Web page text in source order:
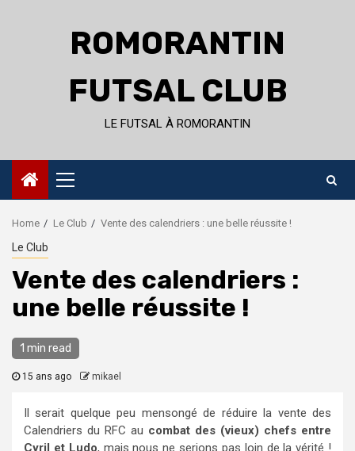
ROMORANTIN
FUTSAL CLUB
LE FUTSAL À ROMORANTIN
Primary
Menu
Home Le Club Vente des calendriers : une belle réussite !
Le Club
Vente des calendriers :
une belle réussite !
1 min read
15 ans ago mikael
Il serait quelque peu mensongé de réduire la vente des
Calendriers du RFC au combat des (vieux) chefs entre
Cyril et Ludo, mais nous ne serions pas loin de la vérité !